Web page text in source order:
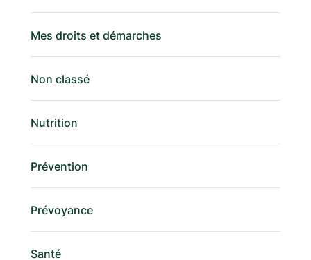
Mes droits et démarches
Non classé
Nutrition
Prévention
Prévoyance
Santé